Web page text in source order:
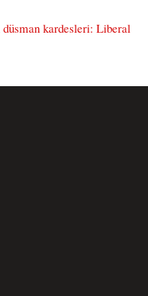
kardesleri: Liberal